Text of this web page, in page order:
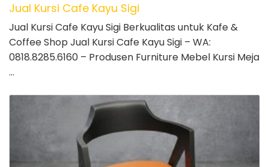
Jual Kursi Cafe Kayu Sigi
Jual Kursi Cafe Kayu Sigi Berkualitas untuk Kafe &
Coffee Shop Jual Kursi Cafe Kayu Sigi – WA:
0818.8285.6160 – Produsen Furniture Mebel Kursi Meja
…